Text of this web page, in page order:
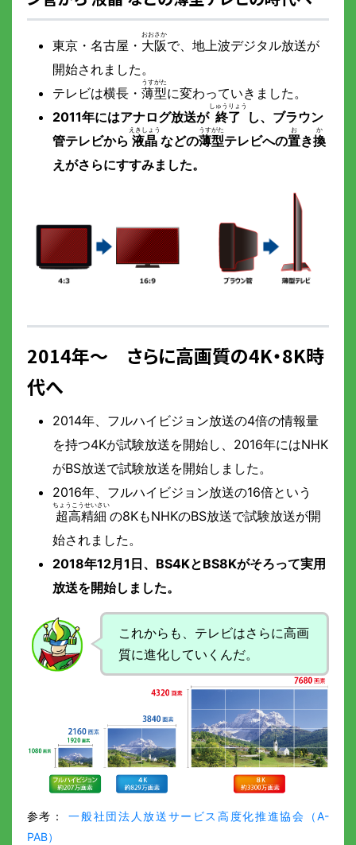
東京・名古屋・ 大阪で、地上波デジタル放送が
開始されました。
テレビは横長・ 薄型に変わっていきました。
2011年にはアナログ放送が 終了 し、ブラウン
管テレビから 液晶 などの薄型テレビへの置き換
えがさらにすすみました。
2014年～ さらに高画質の4K・8K時
代へ
2014年、フルハイビジョン放送の4倍の情報量
を持つ4Kが試験放送を開始し、2016年にはNHK
がBS放送で試験放送を開始しました。
2016年、フルハイビジョン放送の16倍という
超高精細 の8KもNHKのBS放送で試験放送が開
始されました。
2018年12月1日、BS4KとBS8Kがそろって実用
放送を開始しました。
これからも、テレビはさらに高画
質に進化していくんだ。
参考：一般社団法人放送サービス高度化推進協会（A-
PAB）